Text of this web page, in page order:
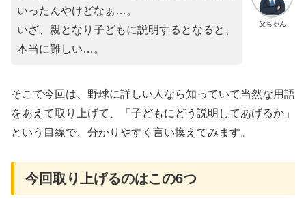
父ちゃん
いったんやけどなぁ…。
いざ、親となり子どもに説明するとなると、
本当に難しい…。
そこで今回は、野球に詳しい人なら知っていて当然な用語
をあえて取り上げて、「子どもにどう説明してあげるか」
という目線で、分かりやすく言い換えてみます。
今回取り上げるのはこの6つ